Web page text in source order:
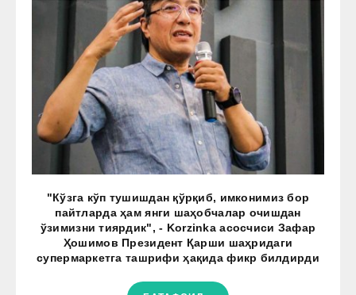
"Кўзга кўп тушишдан қўрқиб, имконимиз бор
пайтларда ҳам янги шаҳобчалар очишдан
ўзимизни тиярдик", - Korzinka асосчиси Зафар
Ҳошимов Президент Қарши шаҳридаги
супермаркетга ташрифи ҳақида фикр билдирди